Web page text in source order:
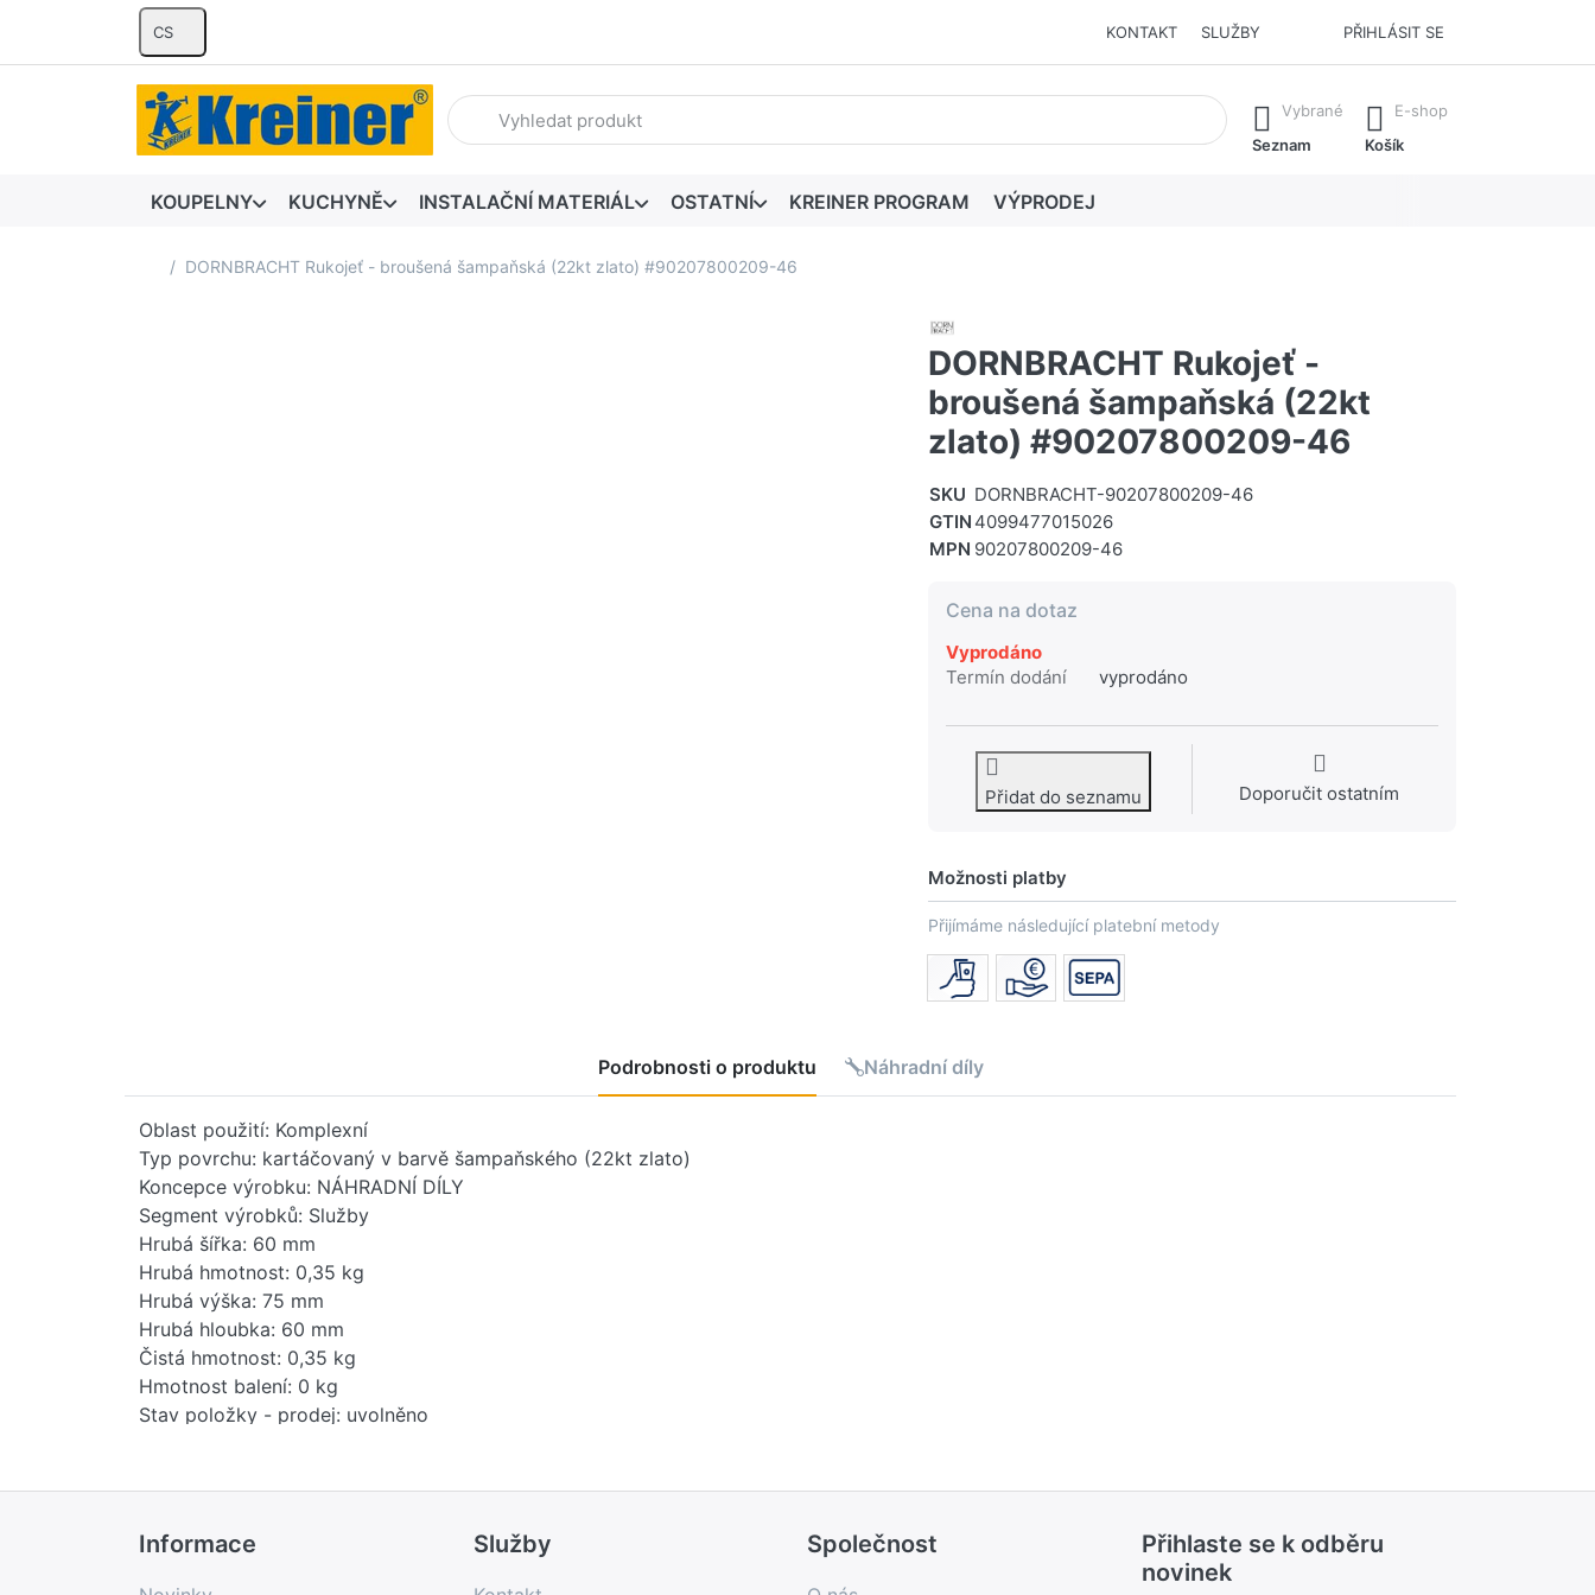
CS KONTAKT SLUŽBY PŘIHLÁSIT SE
Zadejte hledaný výraz. První výsledky se zobrazí automaticky při zadávání. Stisknutím klávesy Enter vyvoláte všechny výsledky.
Vybrané
Seznam
E-shop
Košík
KOUPELNY KUCHYNĚ INSTALAČNÍ MATERIÁL OSTATNÍ KREINER PROGRAM VÝPRODEJ
Domovská stránka
DORNBRACHT Rukojeť - broušená šampaňská (22kt zlato) #90207800209-46
DORNBRACHT Rukojeť -
broušená šampaňská (22kt
zlato) #90207800209-46
SKU DORNBRACHT-90207800209-46
GTIN 4099477015026
MPN 90207800209-46
Cena na dotaz
Vyprodáno
Termín dodání
vyprodáno
Přidat do seznamu Doporučit ostatním
Možnosti platby
Přijímáme následující platební metody
Podrobnosti o produktu Náhradní díly
Oblast použití: Komplexní
Typ povrchu: kartáčovaný v barvě šampaňského (22kt zlato)
Koncepce výrobku: NÁHRADNÍ DÍLY
Segment výrobků: Služby
Hrubá šířka: 60 mm
Hrubá hmotnost: 0,35 kg
Hrubá výška: 75 mm
Hrubá hloubka: 60 mm
Čistá hmotnost: 0,35 kg
Hmotnost balení: 0 kg
Stav položky - prodej: uvolněno
Novinka: Ne
Prodejní program: Ano
Kód produktu: 84819000
Informace Služby Společnost
Přihlaste se k odběru
novinek